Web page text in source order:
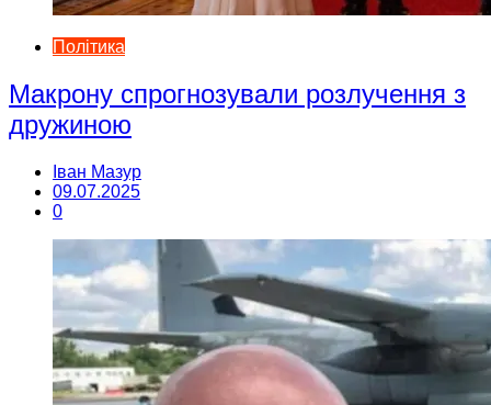
Політика
Макрону спрогнозували розлучення з
дружиною
Іван Мазур
09.07.2025
0